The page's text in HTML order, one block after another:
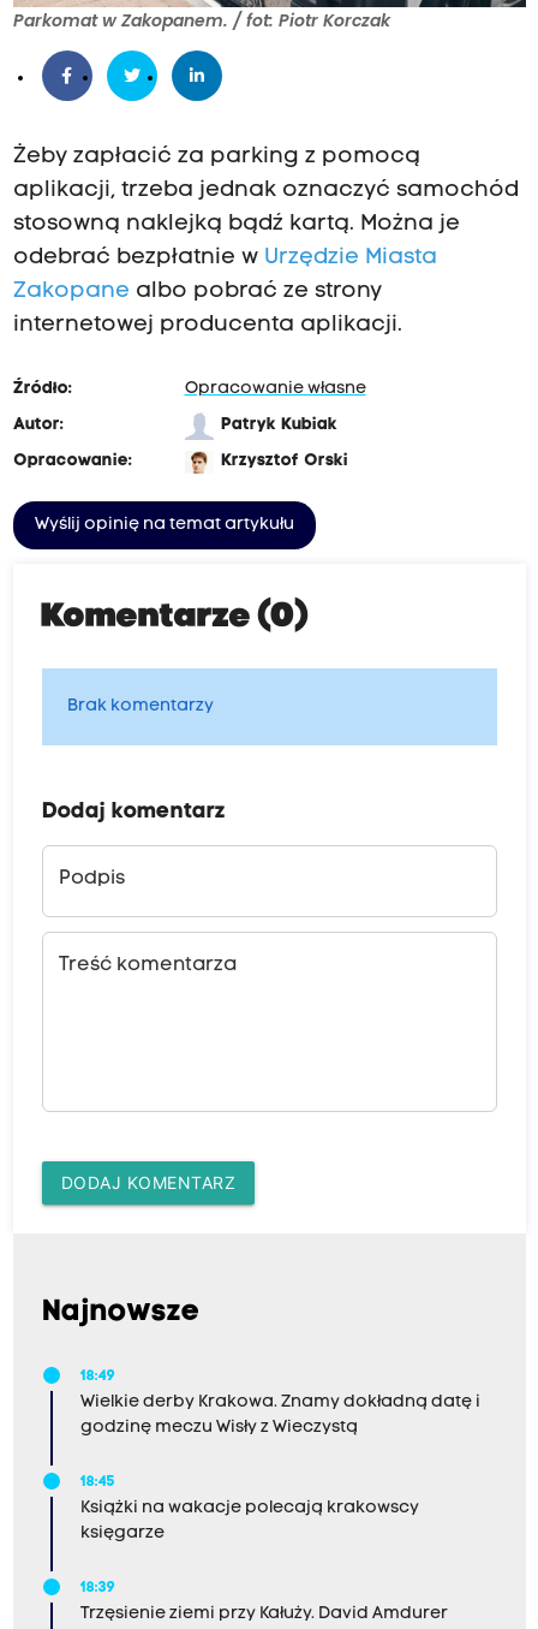
Parkomat w Zakopanem. / fot: Piotr Korczak
Żeby zapłacić za parking z pomocą
aplikacji, trzeba jednak oznaczyć samochód
stosowną naklejką bądź kartą. Można je
odebrać bezpłatnie w Urzędzie Miasta
Zakopane albo pobrać ze strony
internetowej producenta aplikacji.
Źródło:
Opracowanie własne
Autor:
Patryk Kubiak
Opracowanie:
Krzysztof Orski
Wyślij opinię na temat artykułu
Komentarze (0)
Brak komentarzy
Dodaj komentarz
Podpis
Treść komentarza
DODAJ KOMENTARZ
Najnowsze
18:49
Wielkie derby Krakowa. Znamy dokładną datę i
godzinę meczu Wisły z Wieczystą
18:45
Książki na wakacje polecają krakowscy
księgarze
18:39
Trzęsienie ziemi przy Kałuży. David Amdurer